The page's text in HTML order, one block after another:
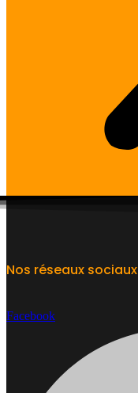
Nos réseaux sociaux
Facebook